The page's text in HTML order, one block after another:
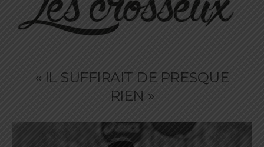
« IL SUFFIRAIT DE PRESQUE
RIEN »